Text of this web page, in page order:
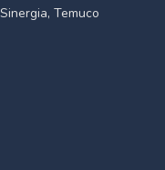
Temuco